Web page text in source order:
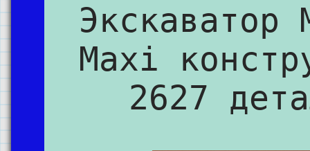
Экскаватор
Maxi
2627